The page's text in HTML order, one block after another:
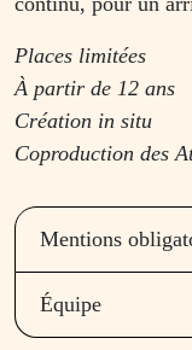
Places limitées
À partir de 12 ans
Création in situ
Coproduction des
Mentions
Équipe